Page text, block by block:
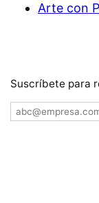
Arte con
Suscríbete para